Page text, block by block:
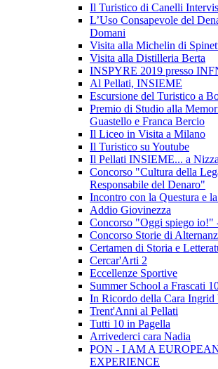
Il Turistico di Canelli
L’Uso Consapevole del
Domani
Visita alla Michelin di
Visita alla Distilleria Berta
INSPYRE 2019 presso
Al Pellati, INSIEME
Escursione del Turistico a
Premio di Studio alla
Guastello e Franca Bercio
Il Liceo in Visita a Milano
Il Turistico su Youtube
Il Pellati INSIEME... a
Concorso "Cultura della
Responsabile del Denaro"
Incontro con la Questura e
Addio Giovinezza
Concorso "Oggi spiego io!"
Concorso Storie di
Certamen di Storia e
Cercar'Arti 2
Eccellenze Sportive
Summer School a Frascati
In Ricordo della Cara Ingrid
Trent'Anni al Pellati
Tutti 10 in Pagella
Arrivederci cara Nadia
PON - I AM A
EXPERIENCE